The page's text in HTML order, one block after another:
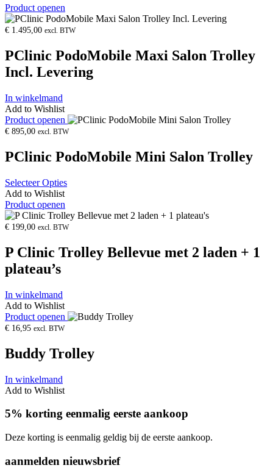
Product openen
€ 1.495,00 excl. BTW
PClinic PodoMobile Maxi Salon Trolley
Incl. Levering
In winkelmand
Add to Wishlist
Product openen
€ 895,00 excl. BTW
PClinic PodoMobile Mini Salon Trolley
Selecteer Opties
Add to Wishlist
Product openen
€ 199,00 excl. BTW
P Clinic Trolley Bellevue met 2 laden + 1
plateau’s
In winkelmand
Add to Wishlist
Product openen
€ 16,95 excl. BTW
Buddy Trolley
In winkelmand
Add to Wishlist
5% korting eenmalig eerste aankoop
Deze korting is eenmalig geldig bij de eerste aankoop.
aanmelden nieuwsbrief